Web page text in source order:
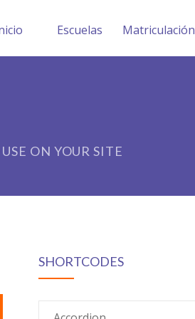
Escuelas Matriculación
ON YOUR SITE
SHORTCODES